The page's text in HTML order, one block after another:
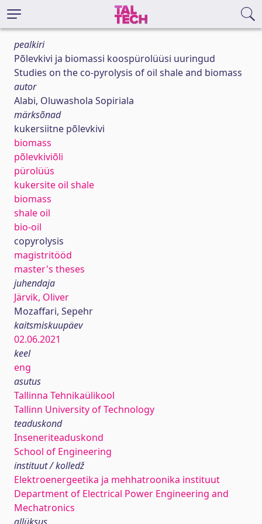
pealkiri
Põlevkivi ja biomassi koospürolüüsi uuringud
Studies on the co-pyrolysis of oil shale and biomass
autor
Alabi, Oluwashola Sopiriala
märksõnad
kukersiitne põlevkivi
biomass
põlevkiviõli
pürolüüs
kukersite oil shale
biomass
shale oil
bio-oil
copyrolysis
magistritööd
master's theses
juhendaja
Järvik, Oliver
Mozaffari, Sepehr
kaitsmiskuupäev
02.06.2021
keel
eng
asutus
Tallinna Tehnikaülikool
Tallinn University of Technology
teaduskond
Inseneriteaduskond
School of Engineering
instituut / kolledž
Elektroenergeetika ja mehhatroonika instituut
Department of Electrical Power Engineering and
Mechatronics